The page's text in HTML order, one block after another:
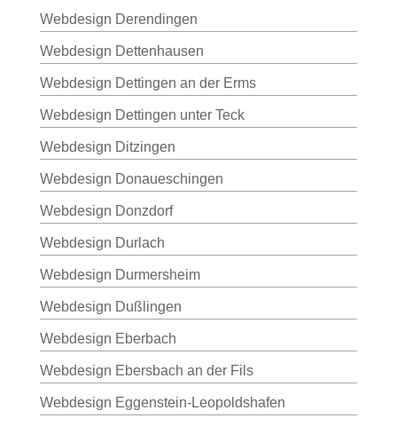
Webdesign Derendingen
Webdesign Dettenhausen
Webdesign Dettingen an der Erms
Webdesign Dettingen unter Teck
Webdesign Ditzingen
Webdesign Donaueschingen
Webdesign Donzdorf
Webdesign Durlach
Webdesign Durmersheim
Webdesign Dußlingen
Webdesign Eberbach
Webdesign Ebersbach an der Fils
Webdesign Eggenstein-Leopoldshafen